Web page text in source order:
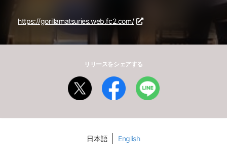
https://gorillamatsuries.web.fc2.com/
リリースをシェアする
日本語 English